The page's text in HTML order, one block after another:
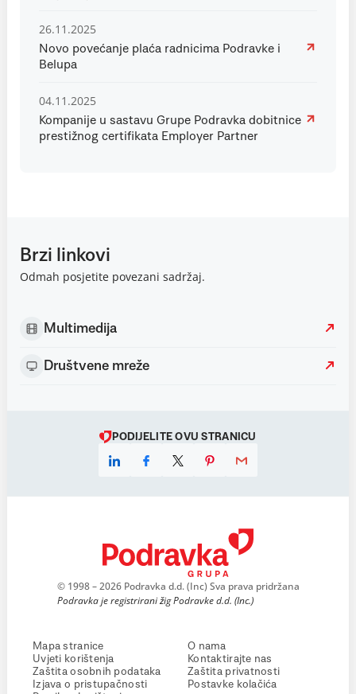
26.11.2025
Novo povećanje plaća radnicima Podravke i
Belupa
04.11.2025
Kompanije u sastavu Grupe Podravka dobitnice
prestižnog certifikata Employer Partner
Brzi linkovi
Odmah posjetite povezani sadržaj.
Multimedija
Društvene mreže
PODIJELITE OVU STRANICU
© 1998 – 2026 Podravka d.d. (Inc) Sva prava pridržana
Podravka je registrirani žig Podravke d.d. (Inc.)
Mapa stranice
Uvjeti korištenja
Zaštita osobnih podataka
Izjava o pristupačnosti
O nama
Kontaktirajte nas
Zaštita privatnosti
Postavke kolačića